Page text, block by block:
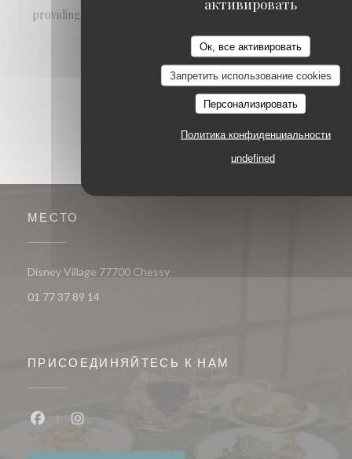
Ок, все активировать
Запретить использование cookies
Персонализировать
Политика конфиденциальности
undefined
providing a great service throughout
2 3
МЕСТО
Disney Village 77700 Chessy((открывается в новом окне))
01 77 37 89 14
ПРИСОЕДИНЯЙТЕСЬ К НАМ